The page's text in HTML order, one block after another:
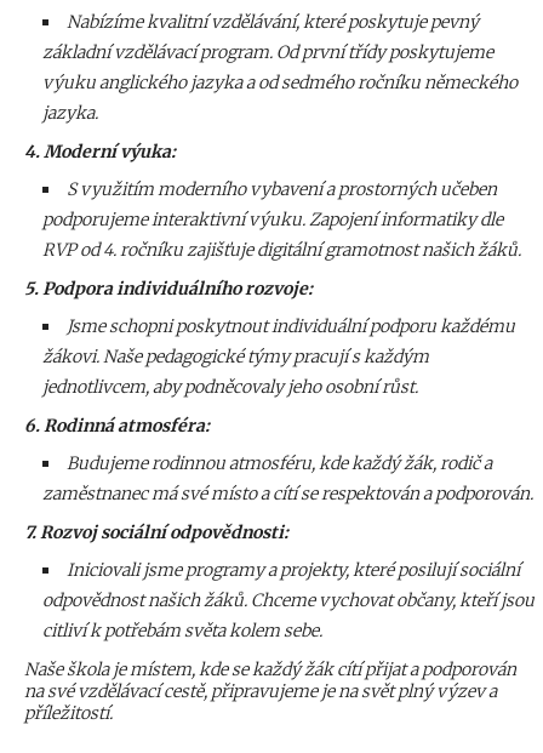
Nabízíme kvalitní vzdělávání, které poskytuje pevný
základní vzdělávací program. Od první třídy poskytujeme
výuku anglického jazyka a od sedmého ročníku německého
jazyka.
4. Moderní výuka:
S využitím moderního vybavení a prostorných učeben
podporujeme interaktivní výuku. Zapojení informatiky dle
RVP od 4. ročníku zajišťuje digitální gramotnost našich žáků.
5. Podpora individuálního rozvoje:
Jsme schopni poskytnout individuální podporu každému
žákovi. Naše pedagogické týmy pracují s každým
jednotlivcem, aby podněcovaly jeho osobní růst.
6. Rodinná atmosféra:
Budujeme rodinnou atmosféru, kde každý žák, rodič a
zaměstnanec má své místo a cítí se respektován a podporován.
7. Rozvoj sociální odpovědnosti:
Iniciovali jsme programy a projekty, které posilují sociální
odpovědnost našich žáků. Chceme vychovat občany, kteří jsou
citliví k potřebám světa kolem sebe.
Naše škola je místem, kde se každý žák cítí přijat a podporován
na své vzdělávací cestě, připravujeme je na svět plný výzev a
příležitostí.